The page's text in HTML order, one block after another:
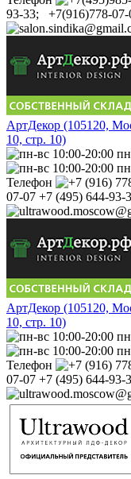
93-33; +7(916)778-07-
АртДекор (105120,
10, стр. 10)
Телефон
07-07 +7 (495) 644-93-
АртДекор (105120,
10, стр. 10)
Телефон
07-07 +7 (495) 644-93-